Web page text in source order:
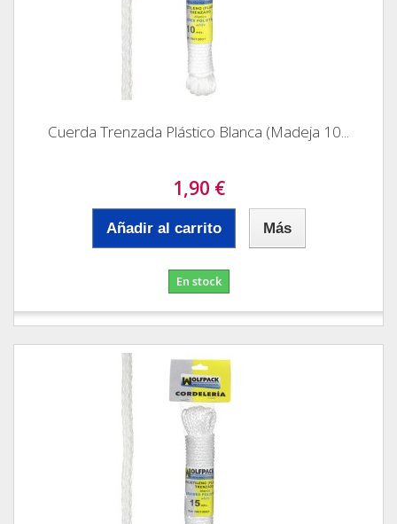
Cuerda Trenzada Plástico Blanca (Madeja 10...
1,90 €
Añadir al carrito Más
En stock